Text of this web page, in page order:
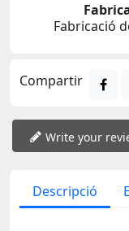
Fabricació
Compartir
Write your
Descripció